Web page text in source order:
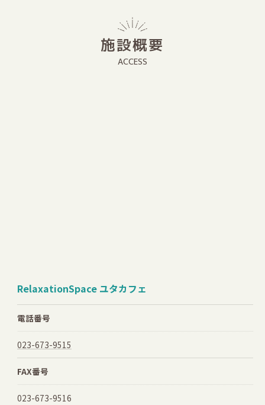
施設概要
ACCESS
RelaxationSpace ユタカフェ
電話番号
023-673-9515
FAX番号
023-673-9516